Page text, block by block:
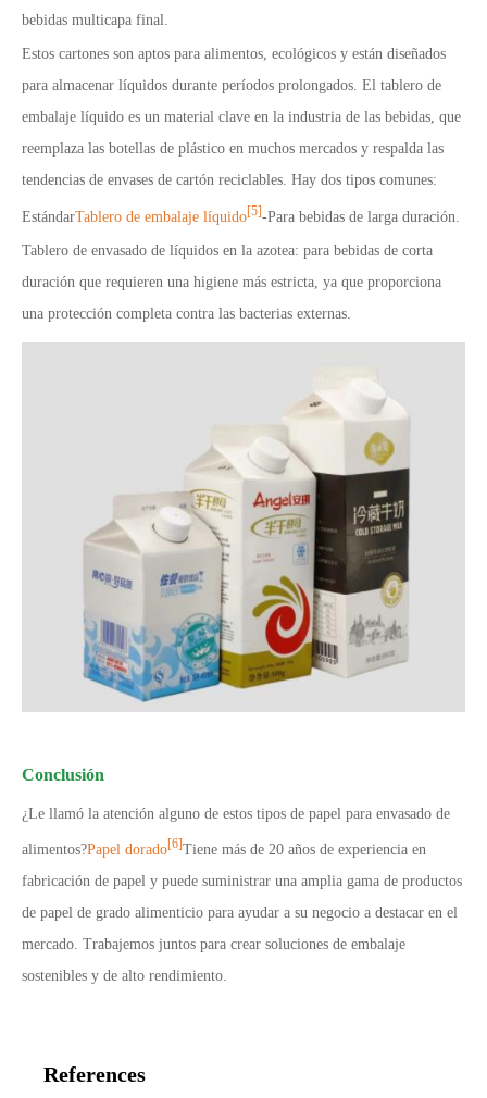
bebidas multicapa final.
Estos cartones son aptos para alimentos, ecológicos y están diseñados
para almacenar líquidos durante períodos prolongados. El tablero de
embalaje líquido es un material clave en la industria de las bebidas, que
reemplaza las botellas de plástico en muchos mercados y respalda las
tendencias de envases de cartón reciclables. Hay dos tipos comunes:
EstándarTablero de embalaje líquido [5] -Para bebidas de larga duración.
Tablero de envasado de líquidos en la azotea: para bebidas de corta
duración que requieren una higiene más estricta, ya que proporciona
una protección completa contra las bacterias externas.
Conclusión
¿Le llamó la atención alguno de estos tipos de papel para envasado de
alimentos?Papel dorado [6] Tiene más de 20 años de experiencia en
fabricación de papel y puede suministrar una amplia gama de productos
de papel de grado alimenticio para ayudar a su negocio a destacar en el
mercado. Trabajemos juntos para crear soluciones de embalaje
sostenibles y de alto rendimiento.
References